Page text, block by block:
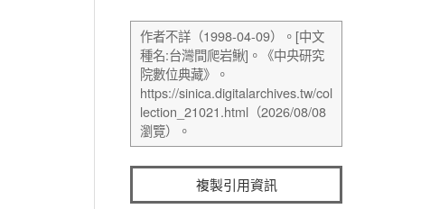
複製引用資訊